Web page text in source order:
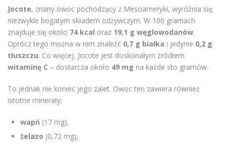
Jocote, znany owoc pochodzący z Mesoameryki, wyróżnia się
niezwykle bogatym składem odżywczym. W 100 gramach
znajduje się około 74 kcal oraz 19,1 g węglowodanów.
Oprócz tego można w nim znaleźć 0,7 g białka i jedynie 0,2 g
tłuszczu. Co więcej, Jocote jest doskonałym źródłem
witaminę C – dostarcza około 49 mg na każde sto gramów.
To jednak nie koniec jego zalet. Owoc ten zawiera również
istotne minerały:
wapń (17 mg),
żelazo (0,72 mg),